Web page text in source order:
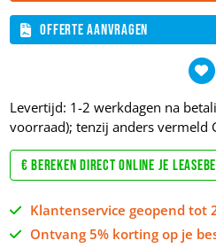
Offerte aanvragen
Levertijd: 1-2 werkdagen na
voorraad); tenzij anders vermeld
€ Bereken direct online je
Klantenservice geopend tot
Ontvang 5% korting op je